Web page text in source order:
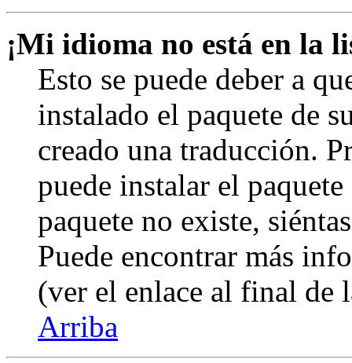
¡Mi idioma no está en la
Esto se puede deber a
instalado el paquete de
creado una traducción.
puede instalar el
paquete no existe,
Puede encontrar más
(ver el enlace al final de
Arriba